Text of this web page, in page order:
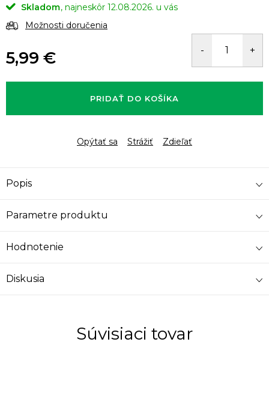
Skladom
12.08.2026.
Možnosti doručenia
5,99 €
cena:
PRIDAŤ DO KOŠÍKA
Opýtať sa Strážiť Zdieľať
Popis
Parametre produktu
Hodnotenie
Diskusia
Súvisiaci tovar